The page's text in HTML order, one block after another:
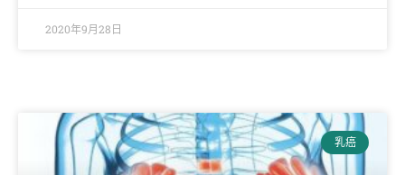
2020年9月28日
乳癌